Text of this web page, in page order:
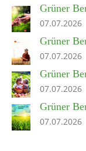
Grüner
07.07.2026
Grüner
07.07.2026
Grüner
07.07.2026
Grüner
07.07.2026